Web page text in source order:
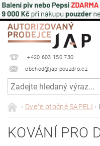
+420 603 150 730
obchod@jap-pouzdro.cz
Dveře otočné SAPELI
KOVÁNÍ PRO